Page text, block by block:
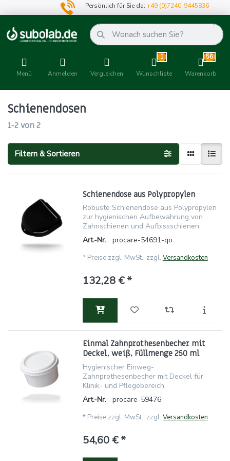
Persönlich für Sie da:+49 (0)7240-9445836
Menü Anmelden Vergleichen
1
Wunschliste
56
Warenkorb
Schienendosen
1-2von2
Filtern & Sortieren
Schienendose aus Polypropylen
Robuste Schienendose aus Polypropylen
zur hygienischen Aufbewahrung von
Zahnschienen und Aufbissschienen.
Art.-Nr.
procare-54691-qo
* Preise zzgl. MwSt., zzgl. Versandkosten
132,28 € *
Einmal Zahnprothesenbecher mit
Deckel, weiß, Füllmenge 250 ml
Hygienischer Einweg-
Zahnprothesenbecher mit Deckel für
Klinik- und Pflegebereich.
Art.-Nr.
procare-59476
* Preise zzgl. MwSt., zzgl. Versandkosten
54,60 € *